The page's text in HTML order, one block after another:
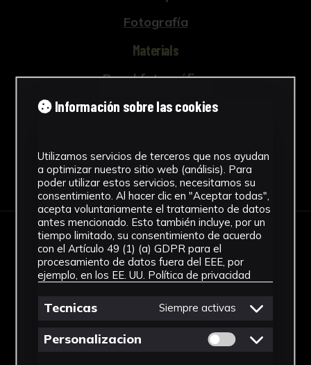
Fotografía
Materials
Papel fotográfico
Download Datasheet
IMAGES
Información sobre las cookies
Utilizamos servicios de terceros que nos ayudan
a optimizar nuestro sitio web (análisis). Para
poder utilizar estos servicios, necesitamos su
consentimiento. Al hacer clic en "Aceptar todas",
acepta voluntariamente el tratamiento de datos
antes mencionado. Esto también incluye, por un
tiempo limitado, su consentimiento de acuerdo
con el Artículo 49 (1) (a) GDPR para el
procesamiento de datos fuera del EEE, por
ejemplo, en los EE. UU. Política de privacidad
Tecnicas Siempre activas
Personalizacion Permitir cookies